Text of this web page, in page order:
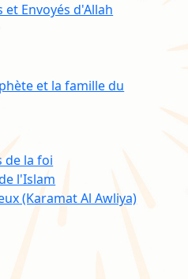
Envoyés d'Allah
et la famille du
de la foi
l'Islam
(Karamat Al Awliya)